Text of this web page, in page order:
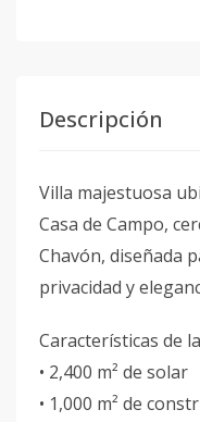
Descripción
Villa majestuosa
Casa de Campo,
Chavón, diseñada
privacidad y
Características de
• 2,400 m² de solar
• 1,000 m² de